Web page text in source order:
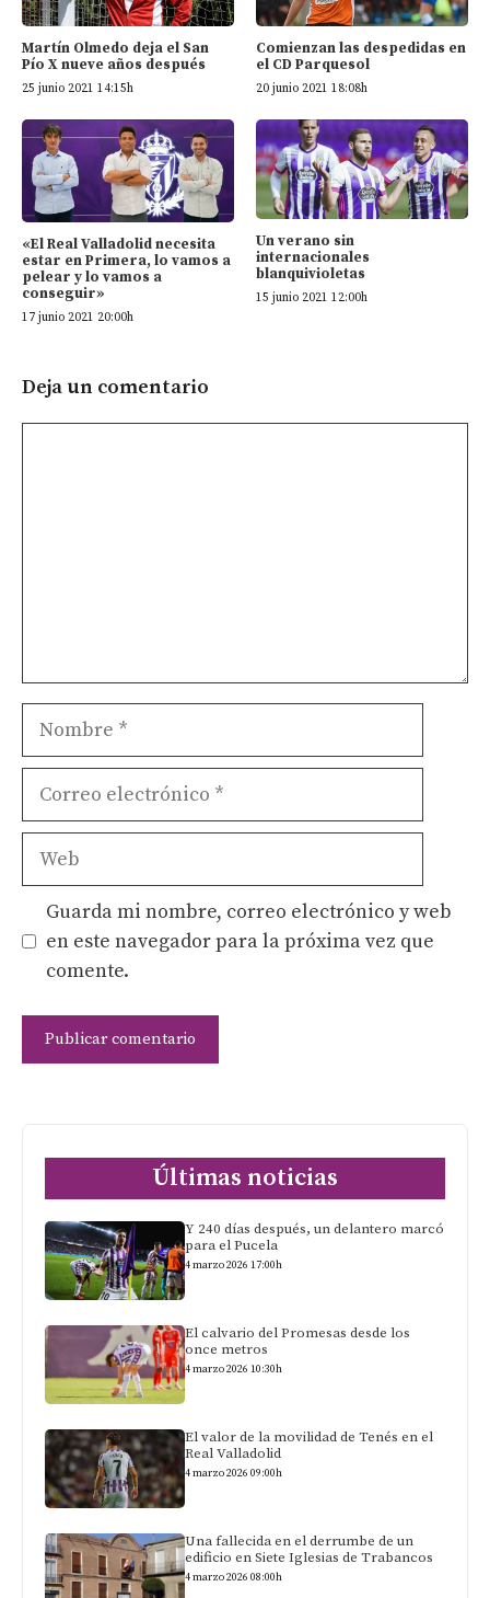
Martín Olmedo deja el San
Pío X nueve años después
25 junio 2021 14:15h
Comienzan las despedidas en
el CD Parquesol
20 junio 2021 18:08h
«El Real Valladolid necesita
estar en Primera, lo vamos a
pelear y lo vamos a
conseguir»
17 junio 2021 20:00h
Un verano sin
internacionales
blanquivioletas
15 junio 2021 12:00h
Deja un comentario
Nombre
Correo
Web
Guarda mi nombre, correo electrónico y web
en este navegador para la próxima vez que
comente.
Últimas noticias
Y 240 días después, un delantero marcó
para el Pucela
4 marzo 2026 17:00h
El calvario del Promesas desde los
once metros
4 marzo 2026 10:30h
El valor de la movilidad de Tenés en el
Real Valladolid
4 marzo 2026 09:00h
Una fallecida en el derrumbe de un
edificio en Siete Iglesias de Trabancos
4 marzo 2026 08:00h